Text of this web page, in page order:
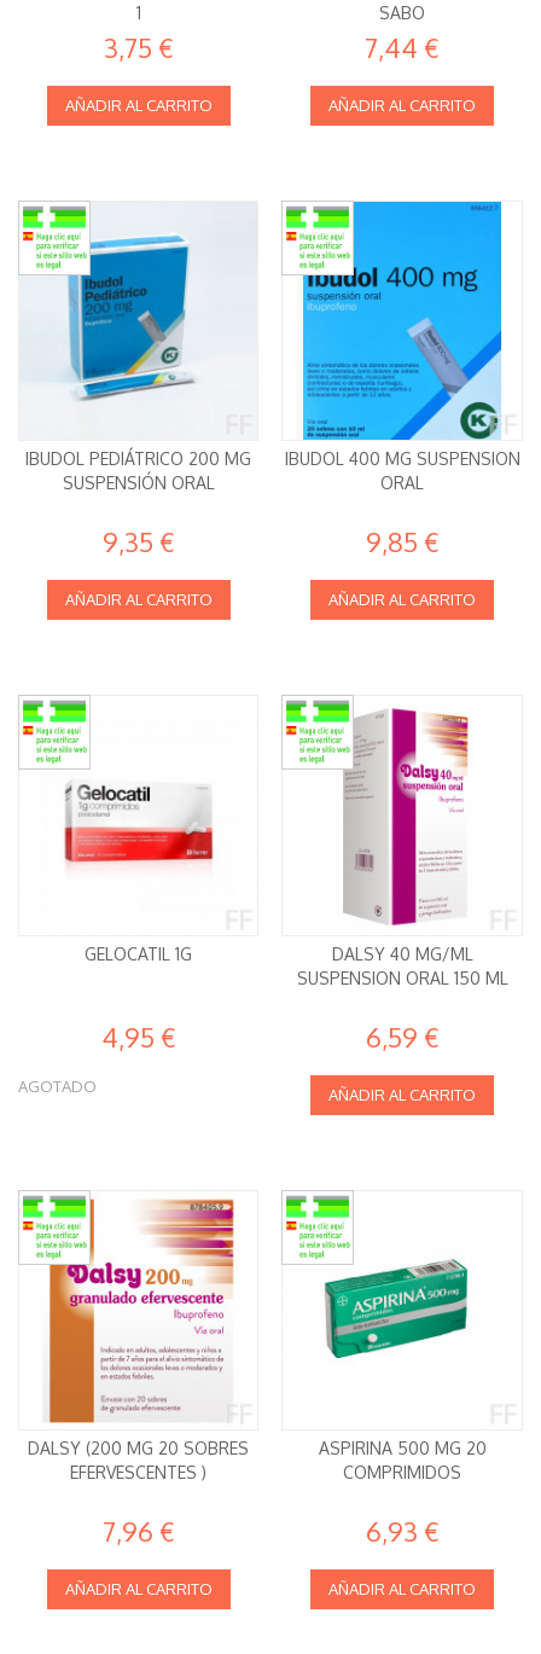
1
3,75 €
AÑADIR AL CARRITO
SABO
7,44 €
AÑADIR AL CARRITO
IBUDOL PEDIÁTRICO 200 MG
SUSPENSIÓN ORAL
9,35 €
AÑADIR AL CARRITO
IBUDOL 400 MG SUSPENSION
ORAL
9,85 €
AÑADIR AL CARRITO
GELOCATIL 1G
4,95 €
AGOTADO
DALSY 40 MG/ML
SUSPENSION ORAL 150 ML
6,59 €
AÑADIR AL CARRITO
DALSY (200 MG 20 SOBRES
EFERVESCENTES )
7,96 €
AÑADIR AL CARRITO
ASPIRINA 500 MG 20
COMPRIMIDOS
6,93 €
AÑADIR AL CARRITO